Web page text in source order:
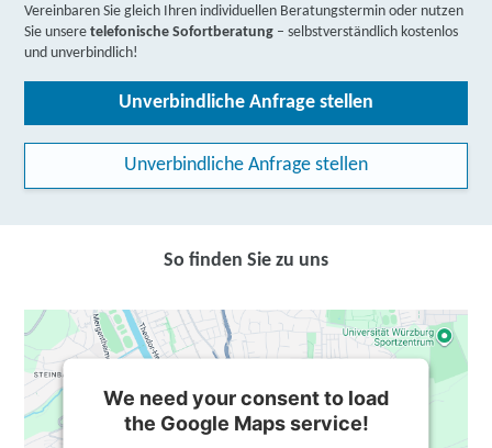
Vereinbaren Sie gleich Ihren individuellen Beratungstermin oder nutzen
Sie unseretelefonische Sofortberatung – selbstverständlich kostenlos
und unverbindlich!
Unverbindliche Anfrage stellen
Unverbindliche Anfrage stellen
So finden Sie zu uns
We need your consent to load
the Google Maps service!